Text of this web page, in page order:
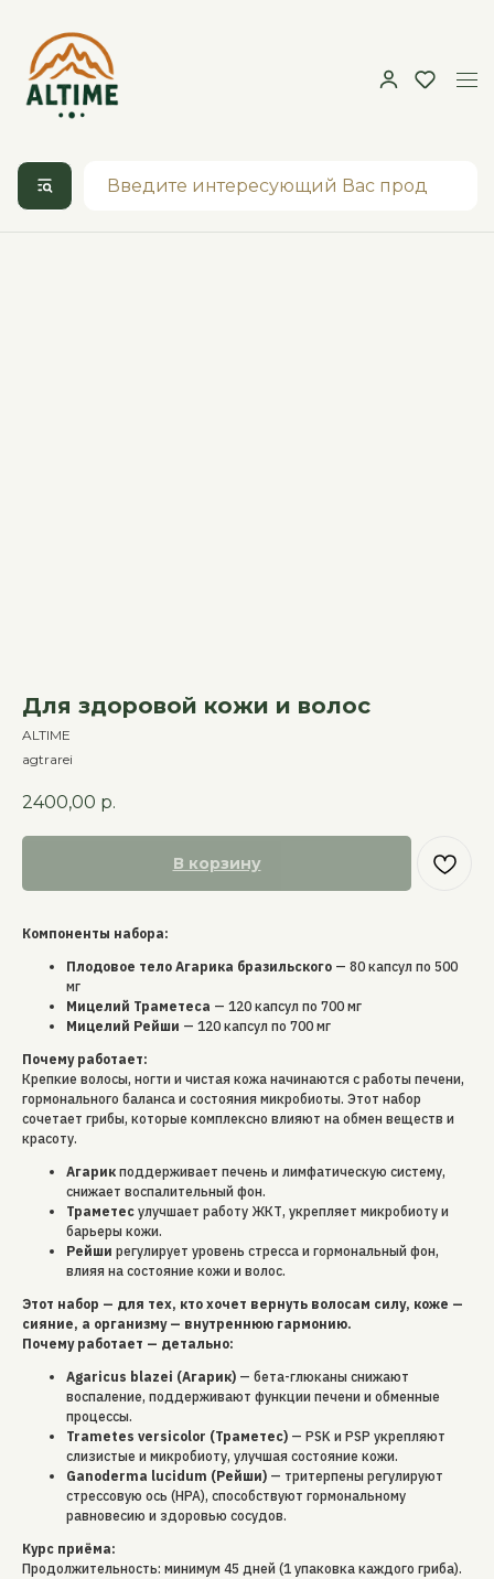
Для здоровой кожи и волос
ALTIME
agtrarei
2400,00 р.
В корзину
Компоненты набора:
Плодовое тело Агарика бразильского — 80 капсул по 500
мг
Мицелий Траметеса — 120 капсул по 700 мг
Мицелий Рейши — 120 капсул по 700 мг
Почему работает:
Крепкие волосы, ногти и чистая кожа начинаются с работы печени,
гормонального баланса и состояния микробиоты. Этот набор
сочетает грибы, которые комплексно влияют на обмен веществ и
красоту.
Агарик поддерживает печень и лимфатическую систему,
снижает воспалительный фон.
Траметес улучшает работу ЖКТ, укрепляет микробиоту и
барьеры кожи.
Рейши регулирует уровень стресса и гормональный фон,
влияя на состояние кожи и волос.
Этот набор — для тех, кто хочет вернуть волосам силу, коже —
сияние, а организму — внутреннюю гармонию.
Почему работает — детально:
Agaricus blazei (Агарик) — бета-глюканы снижают
воспаление, поддерживают функции печени и обменные
процессы.
Trametes versicolor (Траметес) — PSK и PSP укрепляют
слизистые и микробиоту, улучшая состояние кожи.
Ganoderma lucidum (Рейши) — тритерпены регулируют
стрессовую ось (HPA), способствуют гормональному
равновесию и здоровью сосудов.
Курс приёма:
Продолжительность: минимум 45 дней (1 упаковка каждого гриба).